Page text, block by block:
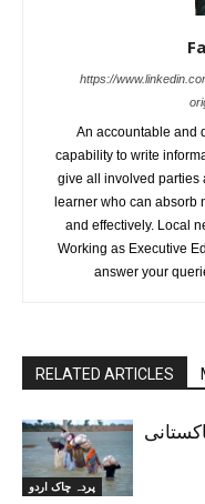
https://
An accountable and
capability to write
give all involved parties
learner who can absorb
and effectively. Local
Working as Executive
answer your
RELATED ARTICLES
پردہ چاک اردو